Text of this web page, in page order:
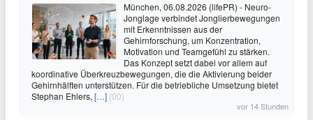
München, 06.08.2026 (lifePR) - Neuro-
Jonglage verbindet Jonglierbewegungen
mit Erkenntnissen aus der
Gehirnforschung, um Konzentration,
Motivation und Teamgefühl zu stärken.
Das Konzept setzt dabei vor allem auf
koordinative Überkreuzbewegungen, die die Aktivierung beider
Gehirnhälften unterstützen. Für die betriebliche Umsetzung bietet
Stephan Ehlers, […] (00)
vor 14 Stunden